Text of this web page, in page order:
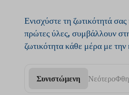
Ενισχύστε τη ζωτικότητά
πρώτες ύλες, συμβάλλουν
ζωτικότητα κάθε μέρα με
Συνιστώμενη Νεότερο